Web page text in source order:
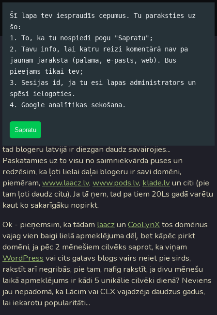
Šī lapa tev iespraudīs cepumus. Tu paraksties uz
šo:
1. To, ka tu nospiedi pogu "Sapratu";
2. Tavu info, lai katru reizi komentārā nav pa
jaunam jāraksta (palama, e-pasts, web). Būs
pieejams tikai tev;
3. Sesijas id, ja tu esi lapas administrators un
spēsi ielogoties.
4. Google analītikas sekošana.
Sapratu
Nau naudas?
Jānis Rubļevskis (koko) / 25.11.2005. 15:00 /#Spams/
komentāri
Tad es paskatījos uz ļoti šauru nozari iekš informācijas
tehnoloģijām un sapratu, ka nemaz tik traki nav... Ja tā ņem,
tad blogeru latvijā ir diezgan daudz savairojies...
Paskatamies uz to visu no saimniekvārda puses un
redzēsim, ka ļoti lielai daļai blogeru ir savi domēni,
piemēram, www.laacz.lv, www.pods.lv, klade.lv un citi (pie
tam ļoti daudz citu). Ja tā ņem, tad pa tiem 20Ls gadā varētu
kaut ko sakarīgāku nopirkt.
Ok - pieņemsim, ka tādam laaczun CooLynX tos domēnus
vajag vien baigi lielā apmeklējuma dēļ, bet kāpēc pirkt
domēni, ja pēc 2 mēnešiem cilvēks saprot, ka viņam
WordPress vai cits gatavs blogs vairs neiet pie sirds,
rakstīt arī negribās, pie tam, nafig rakstīt, ja divu mēnešu
laikā apmeklējums ir kādi 5 unikālie cilvēki dienā? Neviens
jau nepadomā, ka Lācim vai CLX vajadzēja daudzus gadus,
lai iekarotu popularitāti...